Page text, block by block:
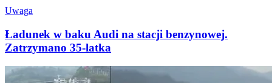
Uwaga
Ładunek w baku Audi na stacji benzynowej.
Zatrzymano 35-latka